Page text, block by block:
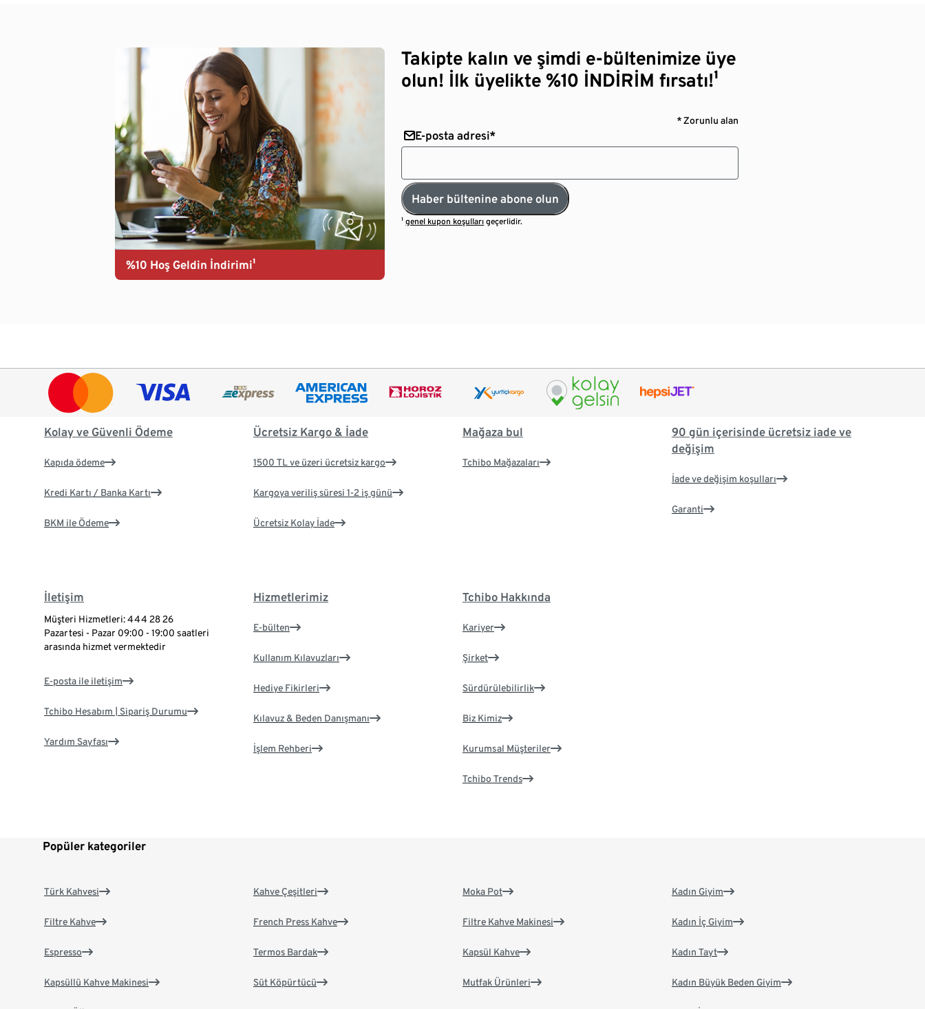
%10 Hoş Geldin İndirimi¹
Takipte kalın ve şimdi e-bültenimize üye
olun! İlk üyelikte %10 İNDİRİM fırsatı!¹
* Zorunlu alan
E-posta adresi*
Haber bültenine abone olun
¹genel kupon koşulları geçerlidir.
Kolay ve Güvenli Ödeme
Kapıda ödeme
Kredi Kartı / Banka Kartı
BKM ile Ödeme
Ücretsiz Kargo & İade
1500 TL ve üzeri ücretsiz kargo
Kargoya veriliş süresi 1-2 iş günü
Ücretsiz Kolay İade
Mağaza bul
Tchibo Mağazaları
90 gün içerisinde ücretsiz iade ve
değişim
İade ve değişim koşulları
Garanti
İletişim
Müşteri Hizmetleri: 444 28 26
Pazartesi - Pazar 09:00 - 19:00 saatleri
arasında hizmet vermektedir
E-posta ile iletişim
Tchibo Hesabım | Sipariş Durumu
Yardım Sayfası
Hizmetlerimiz
E-bülten
Kullanım Kılavuzları
Hediye Fikirleri
Kılavuz & Beden Danışmanı
İşlem Rehberi
Tchibo Hakkında
Kariyer
Şirket
Sürdürülebilirlik
Biz Kimiz
Kurumsal Müşteriler
Tchibo Trends
Popüler kategoriler
Türk Kahvesi
Filtre Kahve
Espresso
Kapsüllü Kahve Makinesi
Kahve Çeşitleri
French Press Kahve
Termos Bardak
Süt Köpürtücü
Moka Pot
Filtre Kahve Makinesi
Kapsül Kahve
Mutfak Ürünleri
Kadın Giyim
Kadın İç Giyim
Kadın Tayt
Kadın Büyük Beden Giyim